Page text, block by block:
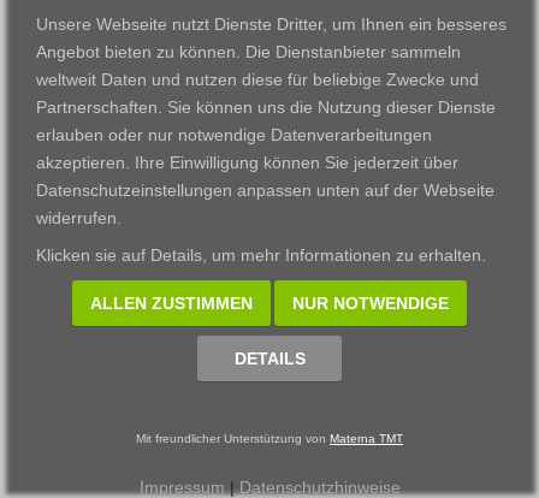
Kontakt
Download
Impressum
Datenschutzerklärung
Frankfurt am Main
Gießen
Kassel
Wiesbaden
Fortbildungszentrum
Zertifikatslehrgänge
Fortbildung
© 2002 - 2026 Materna TMT GmbH, powered by CARUSO
Unsere Webseite nutzt Dienste Dritter, um Ihnen ein besseres
Angebot bieten zu können. Die Dienstanbieter sammeln
weltweit Daten und nutzen diese für beliebige Zwecke und
Partnerschaften. Sie können uns die Nutzung dieser Dienste
erlauben oder nur notwendige Datenverarbeitungen
akzeptieren. Ihre Einwilligung können Sie jederzeit über
Datenschutzeinstellungen anpassen unten auf der Webseite
widerrufen.
Klicken sie auf Details, um mehr Informationen zu erhalten.
ALLEN ZUSTIMMEN NUR NOTWENDIGE
DETAILS
Mit freundlicher Unterstützung von Materna TMT
Impressum | Datenschutzhinweise